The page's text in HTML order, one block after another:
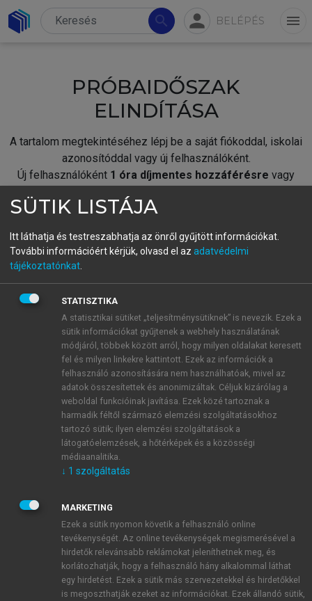
search person BELÉPÉS menu
PRÓBAIDŐSZAK
ELINDÍTÁSA
A tartalom megtekintéséhez lépj be a saját fiókoddal, iskolai
azonosítóddal vagy új felhasználóként.
Új felhasználóként 1 óra díjmentes hozzáférésre vagy
fiókoddal,vagy hozz létre új fiókot.
A regisztráció után apróbaidőszakautomatikusan
BELÉPÉS SAJÁT FIÓKKAL
ÚJ FIÓK LÉTREHOZÁSA
1 óra díjmentes hozzáférés
E-MAIL-CÍM
JELSZÓ
JELSZÓ ÚJRA
SÜTIK LISTÁJA
Itt láthatja és testreszabhatja az önről gyűjtött információkat.
További információért kérjük, olvasd el az adatvédelmi
tájékoztatónkat
STATISZTIKA
A statisztikai sütiket „teljesítménysütiknek” is nevezik. Ezek a
sütik információkat gyűjtenek a webhely használatának
módjáról, többek között arról, hogy milyen oldalakat keresett
fel és milyen linkekre kattintott. Ezek az információk a
felhasználó azonosítására nem használhatóak, mivel az
adatok összesítettek és anonimizáltak. Céljuk kizárólag a
weboldal funkcióinak javítása. Ezek közé tartoznak a
harmadik féltől származó elemzési szolgáltatásokhoz
tartozó sütik; ilyen elemzési szolgáltatások a
látogatóelemzések, a hőtérképek és a közösségi
médiaanalitika.
↓ 1 szolgáltatás
MARKETING
Ezek a sütik nyomon követik a felhasználó online
tevékenységét. Az online tevékenységek megismerésével a
hirdetők relevánsabb reklámokat jeleníthetnek meg, és
korlátozhatják, hogy a felhasználó hány alkalommal láthat
egy hirdetést. Ezek a sütik más szervezetekkel és hirdetőkkel
is megoszthatják ezeket az információkat. Ezek állandó sütik,